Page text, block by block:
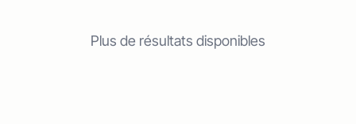
Plus de résultats disponibles